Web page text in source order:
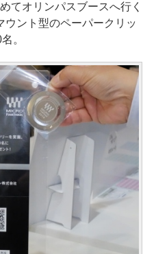
てオリンパスブースへ行く
ウント型のペーパークリッ
。